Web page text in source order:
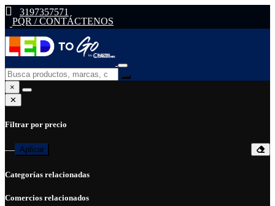
3197357571
PQR / CONTÁCTENOS
×
✕
Filtrar por precio
— Aplicar
Categorías relacionadas
Comercios relacionados